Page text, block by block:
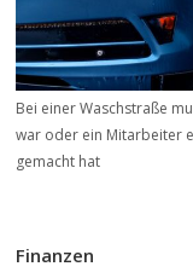
Bei einer Waschstraße
war oder ein Mitarbeiter
gemacht hat
Finanzen